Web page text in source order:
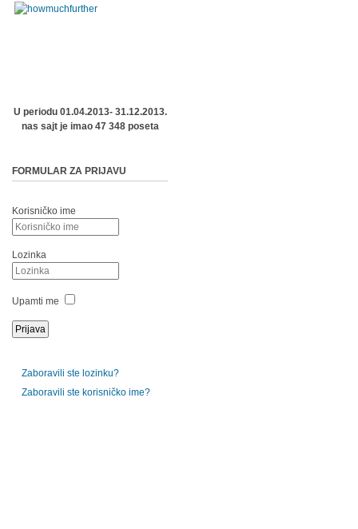
U periodu 01.04.2013- 31.12.2013.
nas sajt je imao 47 348 poseta
FORMULAR ZA PRIJAVU
Korisničko ime
Lozinka
Upamti me
Zaboravili ste lozinku?
Zaboravili ste korisničko ime?